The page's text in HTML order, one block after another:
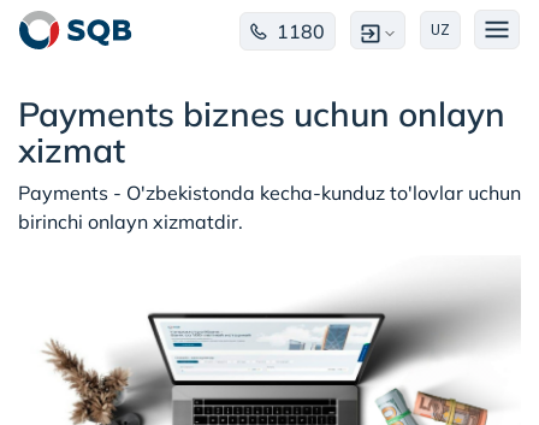
1180 UZ
Payments biznes uchun onlayn
xizmat
Payments - O'zbekistonda kecha-kunduz to'lovlar uchun
birinchi onlayn xizmatdir.